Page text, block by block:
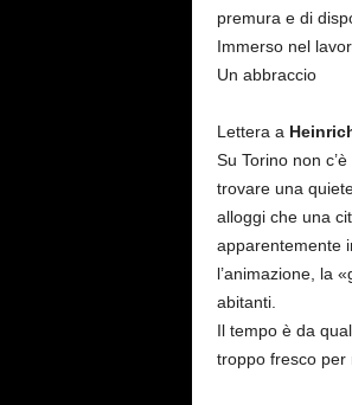
premura e di
Immerso nel
Un abbraccio
Lettera a
Su Torino non
trovare una
alloggi che una
apparentemente
l’animazione, la
abitanti.
Il tempo è da
troppo fresco per